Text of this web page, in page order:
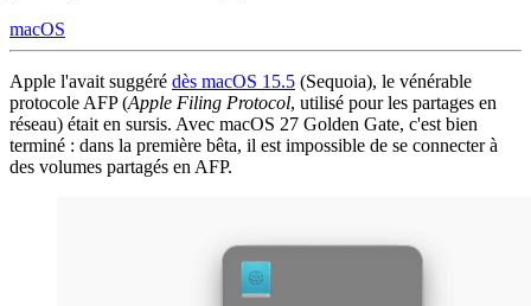
macOS
Apple l'avait suggéré dès macOS 15.5 (Sequoia), le vénérable
protocole AFP (Apple Filing Protocol, utilisé pour les partages en
réseau) était en sursis. Avec macOS 27 Golden Gate, c'est bien
terminé : dans la première bêta, il est impossible de se connecter à
des volumes partagés en AFP.